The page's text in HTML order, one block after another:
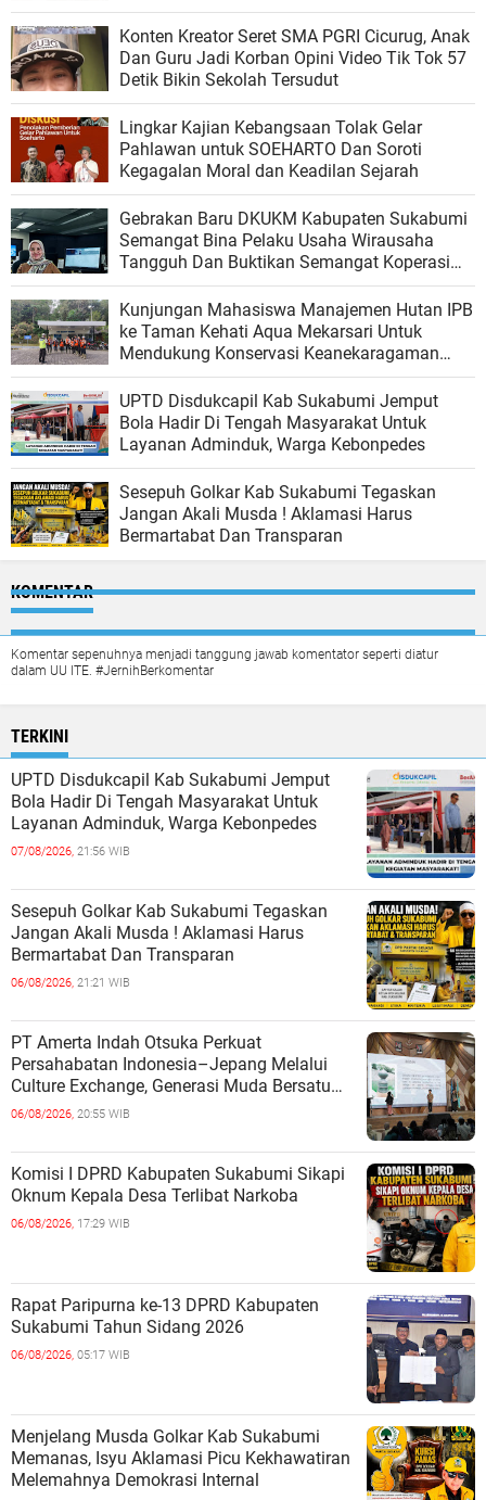
Konten Kreator Seret SMA PGRI Cicurug, Anak
Dan Guru Jadi Korban Opini Video Tik Tok 57
Detik Bikin Sekolah Tersudut
Lingkar Kajian Kebangsaan Tolak Gelar
Pahlawan untuk SOEHARTO Dan Soroti
Kegagalan Moral dan Keadilan Sejarah
Gebrakan Baru DKUKM Kabupaten Sukabumi
Semangat Bina Pelaku Usaha Wirausaha
Tangguh Dan Buktikan Semangat Koperasi
Merah Putih Menuju Kemandirian Dan Daya
Saing
Kunjungan Mahasiswa Manajemen Hutan IPB
ke Taman Kehati Aqua Mekarsari Untuk
Mendukung Konservasi Keanekaragaman
Hayati dan Pengelolaan Lingkungan
UPTD Disdukcapil Kab Sukabumi Jemput
Bola Hadir Di Tengah Masyarakat Untuk
Layanan Adminduk, Warga Kebonpedes
Sesepuh Golkar Kab Sukabumi Tegaskan
Jangan Akali Musda ! Aklamasi Harus
Bermartabat Dan Transparan
KOMENTAR
Komentar sepenuhnya menjadi tanggung jawab komentator seperti diatur
dalam UU ITE. #JernihBerkomentar
TERKINI
UPTD Disdukcapil Kab Sukabumi Jemput
Bola Hadir Di Tengah Masyarakat Untuk
Layanan Adminduk, Warga Kebonpedes
07/08/2026, 21:56 WIB
Sesepuh Golkar Kab Sukabumi Tegaskan
Jangan Akali Musda ! Aklamasi Harus
Bermartabat Dan Transparan
06/08/2026, 21:21 WIB
PT Amerta Indah Otsuka Perkuat
Persahabatan Indonesia–Jepang Melalui
Culture Exchange, Generasi Muda Bersatu
Wujudkan Masa Depan Berkelanjutan
06/08/2026, 20:55 WIB
Komisi I DPRD Kabupaten Sukabumi Sikapi
Oknum Kepala Desa Terlibat Narkoba
06/08/2026, 17:29 WIB
Rapat Paripurna ke-13 DPRD Kabupaten
Sukabumi Tahun Sidang 2026
06/08/2026, 05:17 WIB
Menjelang Musda Golkar Kab Sukabumi
Memanas, Isyu Aklamasi Picu Kekhawatiran
Melemahnya Demokrasi Internal